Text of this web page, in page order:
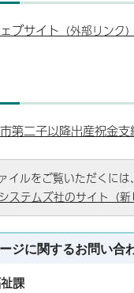
ブサイト （外部リンク）
第二子以降出産祝金
イルをご覧いただくに
ステムズ社のサイト（新
ジに関するお問い合
課